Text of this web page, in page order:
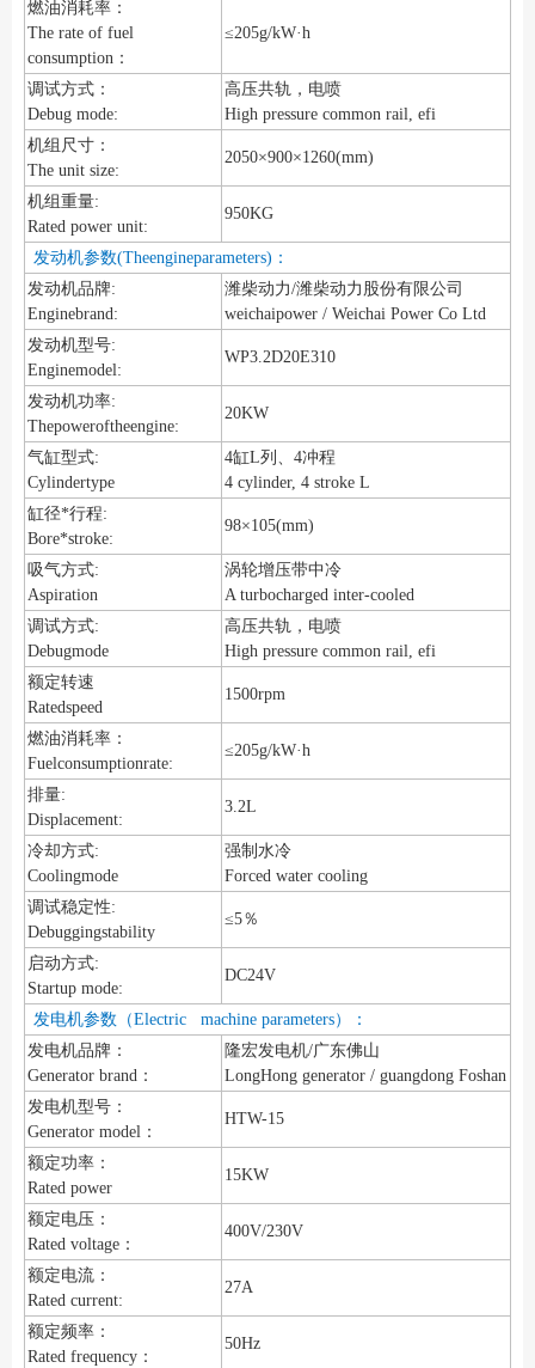
燃油消耗率：
The rate of fuel
consumption：
≤205g/kW·h
调试方式：
Debug mode:
高压共轨，电喷
High pressure common rail, efi
机组尺寸：
The unit size:
2050×900×1260(mm)
机组重量:
Rated power unit:
950KG
发动机参数(Theengineparameters)：
发动机品牌:
Enginebrand:
潍柴动力/潍柴动力股份有限公司
weichaipower / Weichai Power Co Ltd
发动机型号:
Enginemodel:
WP3.2D20E310
发动机功率:
Thepoweroftheengine:
20KW
气缸型式:
Cylindertype
4缸L列、4冲程
4 cylinder, 4 stroke L
缸径*行程:
Bore*stroke:
98×105(mm)
吸气方式:
Aspiration
涡轮增压带中冷
A turbocharged inter-cooled
调试方式:
Debugmode
高压共轨，电喷
High pressure common rail, efi
额定转速
Ratedspeed
1500rpm
燃油消耗率：
Fuelconsumptionrate:
≤205g/kW·h
排量:
Displacement:
3.2L
冷却方式:
Coolingmode
强制水冷
Forced water cooling
调试稳定性:
Debuggingstability
≤5％
启动方式:
Startup mode:
DC24V
发电机参数（Electric machine parameters）：
发电机品牌：
Generator brand：
隆宏发电机/广东佛山
LongHong generator / guangdong Foshan
发电机型号：
Generator model：
HTW-15
额定功率：
Rated power
15KW
额定电压：
Rated voltage：
400V/230V
额定电流：
Rated current:
27A
额定频率：
Rated frequency：
50Hz